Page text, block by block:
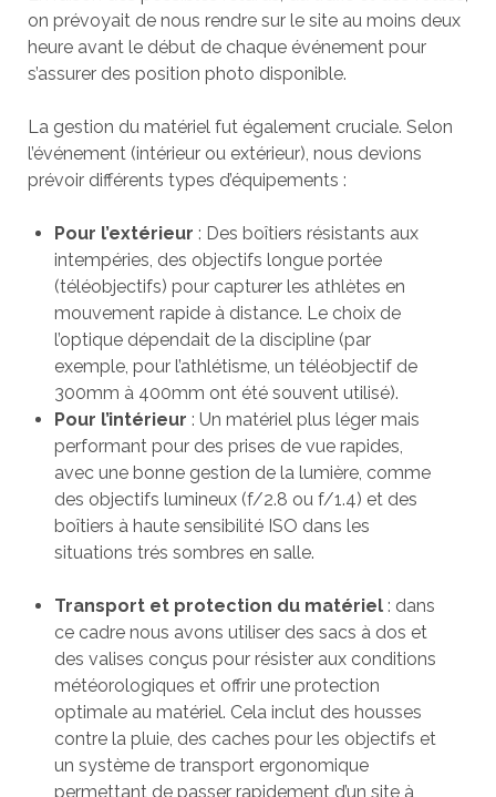
on prévoyait de nous rendre sur le site au moins deux
heure avant le début de chaque événement pour
s’assurer des position photo disponible.
La gestion du matériel fut également cruciale. Selon
l’événement (intérieur ou extérieur), nous devions
prévoir différents types d’équipements :
Pour l’extérieur : Des boîtiers résistants aux
intempéries, des objectifs longue portée
(téléobjectifs) pour capturer les athlètes en
mouvement rapide à distance. Le choix de
l’optique dépendait de la discipline (par
exemple, pour l’athlétisme, un téléobjectif de
300mm à 400mm ont été souvent utilisé).
Pour l’intérieur : Un matériel plus léger mais
performant pour des prises de vue rapides,
avec une bonne gestion de la lumière, comme
des objectifs lumineux (f/2.8 ou f/1.4) et des
boîtiers à haute sensibilité ISO dans les
situations trés sombres en salle.
Transport et protection du matériel: dans
ce cadre nous avons utiliser des sacs à dos et
des valises conçus pour résister aux conditions
météorologiques et offrir une protection
optimale au matériel. Cela inclut des housses
contre la pluie, des caches pour les objectifs et
un système de transport ergonomique
permettant de passer rapidement d’un site à